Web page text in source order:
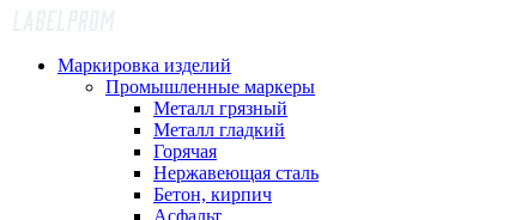
Маркировка изделий
Промышленные маркеры
Металл грязный
Металл гладкий
Горячая
Нержавеющая сталь
Бетон, кирпич
Асфальт